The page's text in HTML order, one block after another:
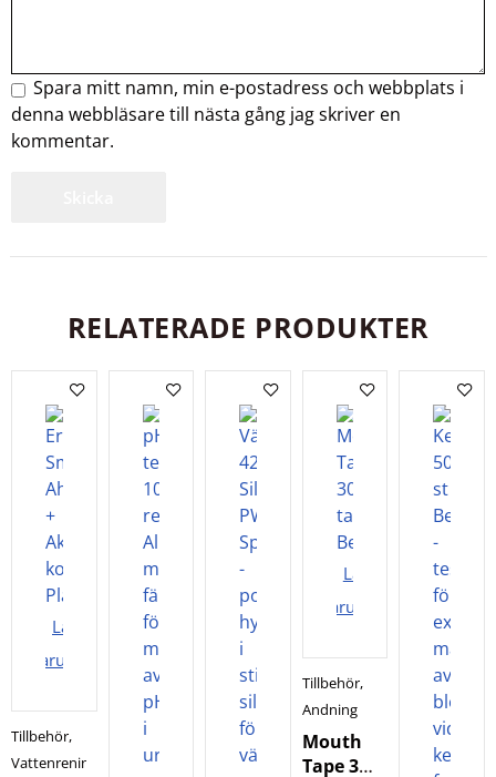
Spara mitt namn, min e-postadress och webbplats i
denna webbläsare till nästa gång jag skriver en
kommentar.
RELATERADE PRODUKTER
Lägg i
varukorgen
Tillbehör,
Vattenrening
Lägg i
varukorgen
Tillbehör,
Andning
Mouth
Tape 30